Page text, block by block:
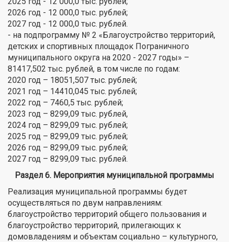
2026 год - 12 000,0 тыс. рублей;
2027 год - 12 000,0 тыс. рублей.
- на подпрограмму № 2 «Благоустройство территорий,
детских и спортивных площадок Пограничного
муниципального округа на 2020 - 2027 годы» –
81417,502 тыс. рублей, в том числе по годам:
2020 год – 18051,507 тыс. рублей;
2021 год – 14410,045 тыс. рублей;
2022 год – 7460,5 тыс. рублей;
2023 год – 8299,09 тыс. рублей,
2024 год – 8299,09 тыс. рублей;
2025 год – 8299,09 тыс. рублей;
2026 год – 8299,09 тыс. рублей;
2027 год – 8299,09 тыс. рублей.
Раздел 6. Мероприятия муниципальной программы
Реализация муниципальной программы будет
осуществляться по двум направлениям:
благоустройство территорий общего пользования и
благоустройство территорий, прилегающих к
домовладениям и объектам социально – культурного,